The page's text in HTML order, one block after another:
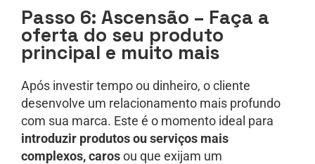
Passo 6: Ascensão – Faça a
oferta do seu produto
principal e muito mais
Após investir tempo ou dinheiro, o cliente
desenvolve um relacionamento mais profundo
com sua marca. Este é o momento ideal para
introduzir produtos ou serviços mais
complexos, carosou que exijam um